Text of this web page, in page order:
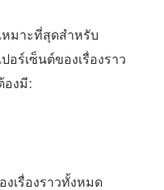
หมาะที่สุดสำหรับ
ร์เซ็นต์ของเรื่องราว
องมี:
งเรื่องราวทั้งหมด